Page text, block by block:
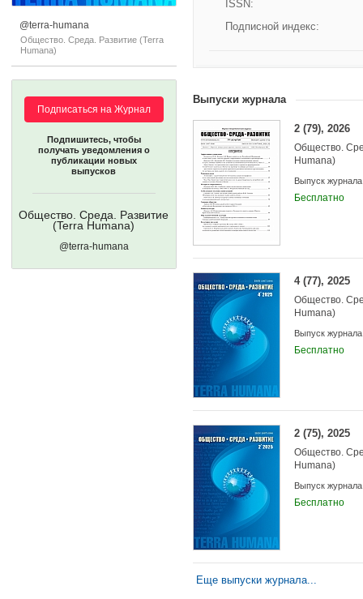
@terra-humana
Общество. Среда. Развитие (Terra
Humana)
Подписаться на Журнал
Подпишитесь, чтобы
получать уведомления о
публикации новых
выпусков
Общество. Среда. Развитие
(Terra Humana)
@terra-humana
ISSN:
Подписной индекс:
Выпуски журнала
2 (79), 2026
Общество.
Humana)
Выпуск журнала
Бесплатно
4 (77), 2025
Общество.
Humana)
Выпуск журнала
Бесплатно
2 (75), 2025
Общество.
Humana)
Выпуск журнала
Бесплатно
Еще выпуски журнала...